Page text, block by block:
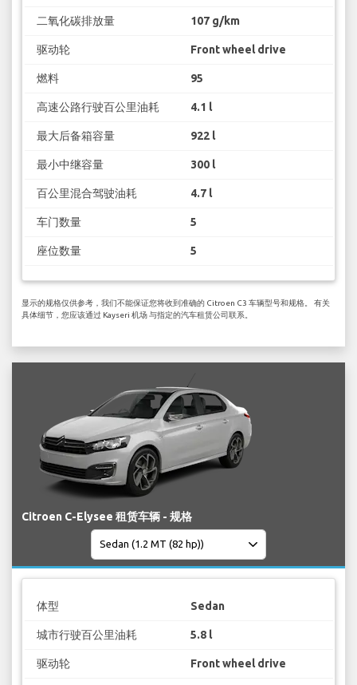
二氧化碳排放量 107 g/km
驱动轮 Front wheel drive
燃料 95
高速公路行驶百公里油耗 4.1 l
最大后备箱容量 922 l
最小中继容量 300 l
百公里混合驾驶油耗 4.7 l
车门数量 5
座位数量 5
显示的规格仅供参考，我们不能保证您将收到准确的 Citroen C3 车辆型号和规格。 有关
具体细节，您应该通过 Kayseri 机场 与指定的汽车租赁公司联系。
Citroen C-Elysee 租赁车辆 - 规格
体型 Sedan
城市行驶百公里油耗 5.8 l
驱动轮 Front wheel drive